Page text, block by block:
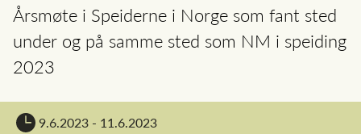
Årsmøte i Speiderne i Norge som fant sted
under og på samme sted som NM i speiding
2023
9.6.2023 - 11.6.2023